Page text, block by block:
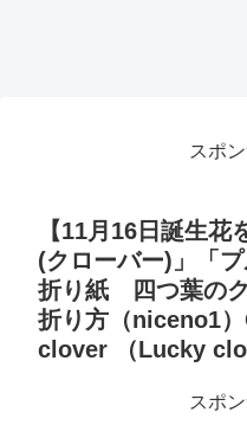
スポ
【11月16日誕生
(クローバー)」「
折り紙 四つ葉の
折り方（niceno1
clover （Lucky
スポ